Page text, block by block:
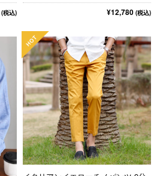
(税込) ¥12,780 (税込)